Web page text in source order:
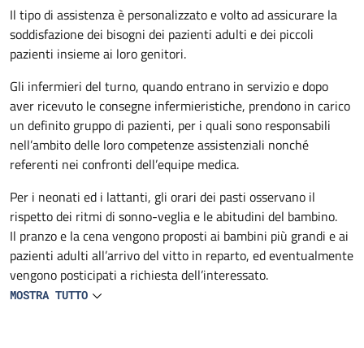
Descrizione
Il tipo di assistenza è personalizzato e volto ad assicurare la
soddisfazione dei bisogni dei pazienti adulti e dei piccoli
pazienti insieme ai loro genitori.
Gli infermieri del turno, quando entrano in servizio e dopo
aver ricevuto le consegne infermieristiche, prendono in carico
un definito gruppo di pazienti, per i quali sono responsabili
nell’ambito delle loro competenze assistenziali nonché
referenti nei confronti dell’equipe medica.
Per i neonati ed i lattanti, gli orari dei pasti osservano il
rispetto dei ritmi di sonno-veglia e le abitudini del bambino.
Il pranzo e la cena vengono proposti ai bambini più grandi e ai
pazienti adulti all’arrivo del vitto in reparto, ed eventualmente
vengono posticipati a richiesta dell’interessato.
MOSTRA TUTTO